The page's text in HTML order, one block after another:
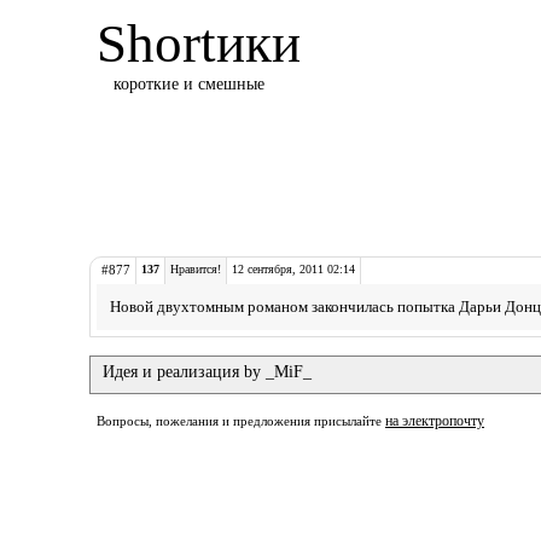
Shortики
короткие и смешные
#877 137 Нравится! 12 сентября, 2011 02:14
Новой двухтомным романом закончилась попытка Дарьи
Идея и реализация by _MiF_
Вопросы, пожелания и предложения присылайте на электропочту